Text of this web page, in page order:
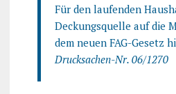
Für den laufenden
Deckungsquelle auf die
dem neuen FAG-Gesetz
Drucksachen-Nr. 06/1270